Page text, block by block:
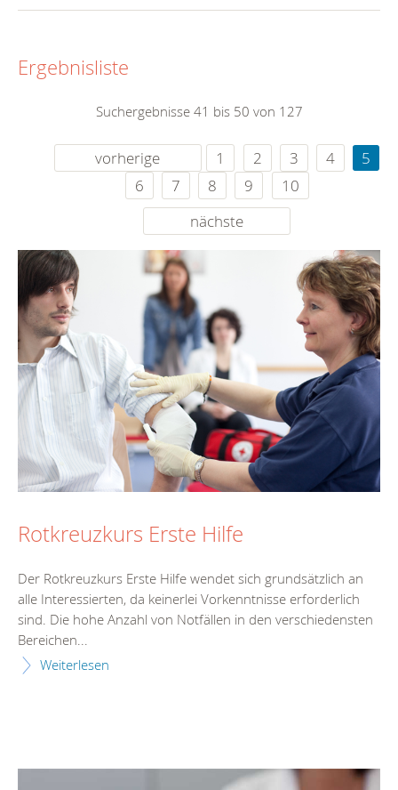
Ergebnisliste
Suchergebnisse 41 bis 50 von 127
vorherige 1 2 3 4
5
6
7 8 9
10
nächste
Rotkreuzkurs Erste Hilfe
Der Rotkreuzkurs Erste Hilfe wendet sich grundsätzlich an
alle Interessierten, da keinerlei Vorkenntnisse erforderlich
sind. Die hohe Anzahl von Notfällen in den verschiedensten
Bereichen...
Weiterlesen